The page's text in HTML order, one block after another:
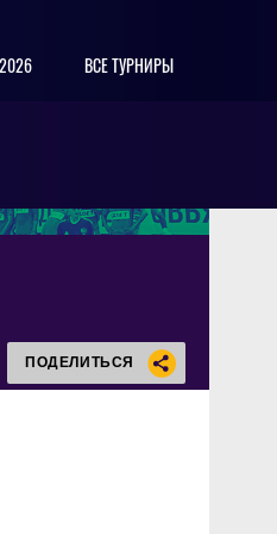
ВСЕ ТУРНИРЫ
ПОДЕЛИТЬСЯ